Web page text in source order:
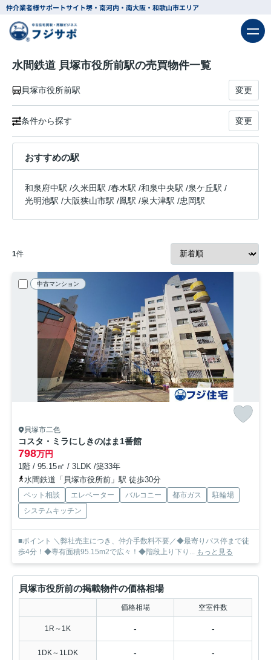
仲介業者様サポートサイト堺・南河内・南大阪・和歌山市エリア
水間鉄道 貝塚市役所前駅の売買物件一覧
貝塚市役所前駅 変更
条件から探す 変更
おすすめの駅
和泉府中駅 /久米田駅 /春木駅 /和泉中央駅 /泉ケ丘駅 /
光明池駅 /大阪狭山市駅 /鳳駅 /泉大津駅 /忠岡駅
1件
中古マンション
貝塚市二色
コスタ・ミラにしきのはま1番館
798万円
1階 / 95.15㎡ / 3LDK /築33年
水間鉄道「貝塚市役所前」駅 徒歩30分
ペット相談 エレベーター バルコニー 都市ガス
駐輪場
システムキッチン
■ポイント ＼弊社売主につき、仲介手数料不要／◆最寄りバス停まで徒
歩4分！◆専有面積95.15m2で広々！◆階段上り下り... もっと見る
貝塚市役所前の掲載物件の価格相場
価格相場 空室件数
1R～1K - -
1DK～1LDK - -